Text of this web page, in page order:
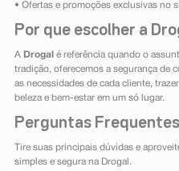
• Ofertas e promoções exclusivas no
Por que escolher a
A Drogal é referência quando o
tradição, oferecemos a segurança de
as necessidades de cada cliente,
beleza e bem-estar em um só lugar.
Perguntas Frequentes
Tire suas principais dúvidas e
simples e segura na Drogal.